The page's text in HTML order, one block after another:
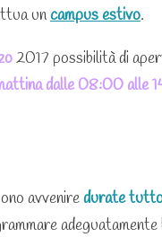
uncampus estivo.
2017 possibilità di
dalle 08:00 alle
avveniredurate tutto
adeguatamente